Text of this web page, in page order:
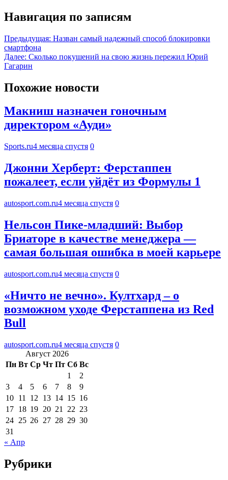
Навигация по записям
Предыдущая: Назван самый надежный способ блокировки
смартфона
Далее: Сколько покушений на свою жизнь пережил Юрий
Гагарин
Похожие новости
Макниш назначен гоночным
директором «Ауди»
Sports.ru4 месяца спустя 0
Джонни Херберт: Ферстаппен
пожалеет, если уйдёт из Формулы 1
autosport.com.ru4 месяца спустя 0
Нельсон Пике-младший: Выбор
Бриаторе в качестве менеджера —
самая большая ошибка в моей карьере
autosport.com.ru4 месяца спустя 0
«Ничто не вечно». Култхард – о
возможном уходе Ферстаппена из Red
Bull
autosport.com.ru4 месяца спустя 0
Август 2026
Пн Вт Ср Чт Пт Сб Вс
1
2
3
4 5 6 7 8
9
10 11 12 13 14 15 16
17 18 19 20 21 22 23
24 25 26 27 28 29 30
31
« Апр
Рубрики